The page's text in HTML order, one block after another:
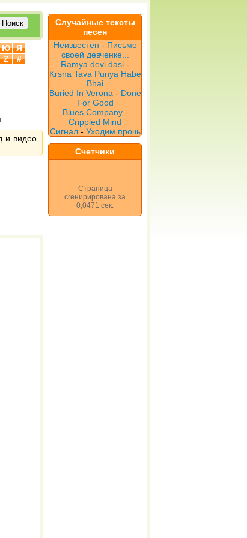
Ю
Я
Z
#
и видео
Случайные тексты
песен
Неизвестен - Письмо
своей девченке...
Ramya devi dasi -
Krsna Tava Punya Habe
Bhai
Buried In Verona - Done
For Good
Blues Company-
Crippled Mind
Сигнал- Уходим прочь
Счетчики
Страница
сгенирирована за
0,0471 сек.